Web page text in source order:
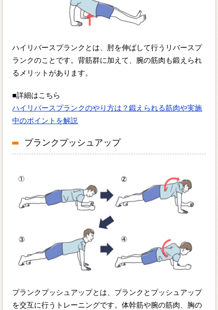
ハイリバースプランクとは、肘を伸ばして行うリバースプ
ランクのことです。背筋群に加えて、腕の筋肉も鍛えられ
るメリットがあります。
■詳細はこちら
ハイリバースプランクのやり方は？鍛えられる筋肉や実施
中のポイントを解説
プランクプッシュアップ
プランクプッシュアップとは、プランクとプッシュアップ
を交互に行うトレーニングです。体幹筋や腕の筋肉、胸の